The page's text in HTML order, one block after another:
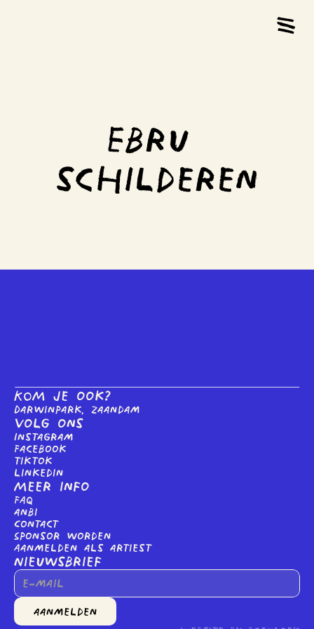
Ebru
schilderen
KOM je ook?
Darwinpark, Zaandam
Volg ons
Instagram
Facebook
tiktok
linkedin
Meer info
FAQ
anbi
Contact
Sponsor worden
Aanmelden als artiest
Nieuwsbrief
aanmelden